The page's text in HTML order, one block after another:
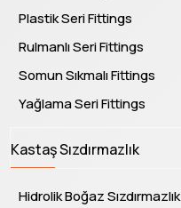
Plastik Seri Fittings
Rulmanlı Seri Fittings
Somun Sıkmalı Fittings
Yağlama Seri Fittings
Kastaş Sızdırmazlık
Hidrolik Boğaz Sızdırmazlık